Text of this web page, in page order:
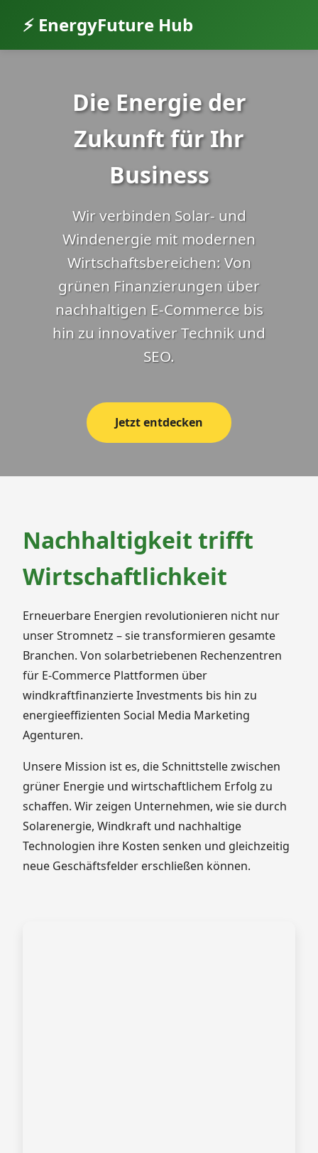
⚡ EnergyFuture Hub
Die Energie der
Zukunft für Ihr
Business
Wir verbinden Solar- und
Windenergie mit modernen
Wirtschaftsbereichen: Von
grünen Finanzierungen über
nachhaltigen E-Commerce bis
hin zu innovativer Technik und
SEO.
Jetzt entdecken
Nachhaltigkeit trifft
Wirtschaftlichkeit
Erneuerbare Energien revolutionieren nicht nur
unser Stromnetz – sie transformieren gesamte
Branchen. Von solarbetriebenen Rechenzentren
für E-Commerce Plattformen über
windkraftfinanzierte Investments bis hin zu
energieeffizienten Social Media Marketing
Agenturen.
Unsere Mission ist es, die Schnittstelle zwischen
grüner Energie und wirtschaftlichem Erfolg zu
schaffen. Wir zeigen Unternehmen, wie sie durch
Solarenergie, Windkraft und nachhaltige
Technologien ihre Kosten senken und gleichzeitig
neue Geschäftsfelder erschließen können.